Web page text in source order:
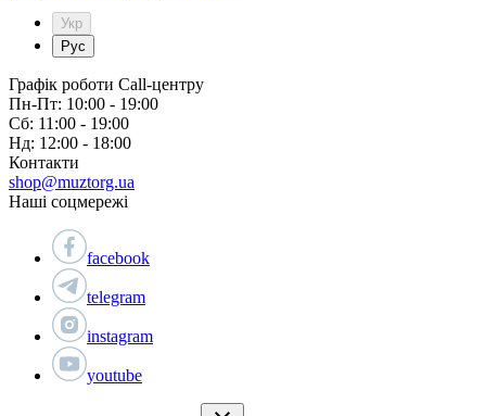
Укр
Рус
Графік роботи Call-центру
Пн-Пт: 10:00 - 19:00
Сб: 11:00 - 19:00
Нд: 12:00 - 18:00
Контакти
shop@muztorg.ua
Наші соцмережі
facebook
telegram
instagram
youtube